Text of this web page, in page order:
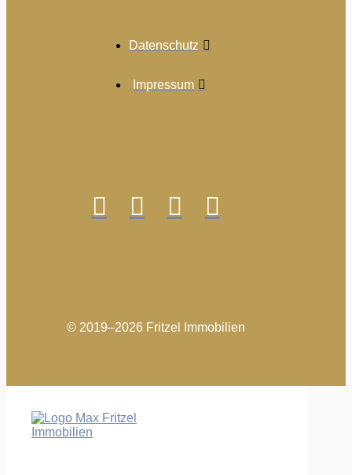
© 2019–2026 Fritzel Immobilien
Datenschutz
Impressum